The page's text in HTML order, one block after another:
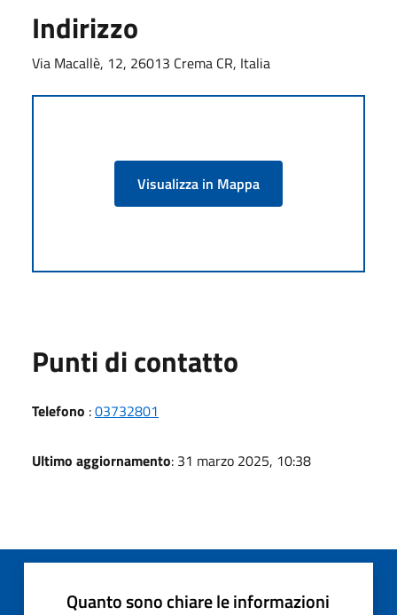
Indirizzo
Via Macallè, 12, 26013 Crema CR, Italia
Visualizza in Mappa
Punti di contatto
Telefono :03732801
Ultimo aggiornamento: 31 marzo 2025, 10:38
Quanto sono chiare le informazioni